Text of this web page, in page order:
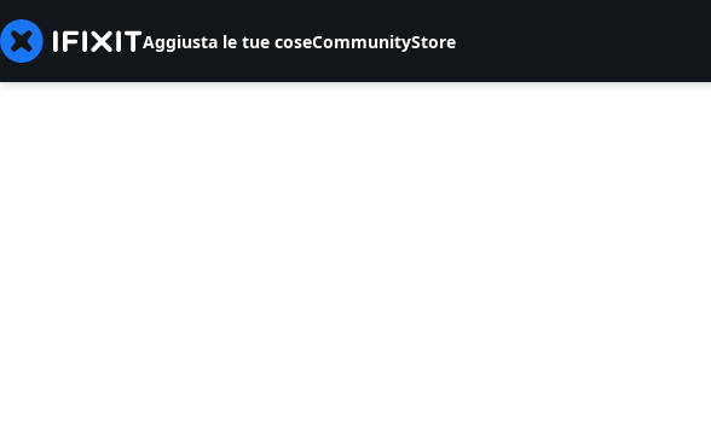
Aggiusta le tue coseCommunityStore